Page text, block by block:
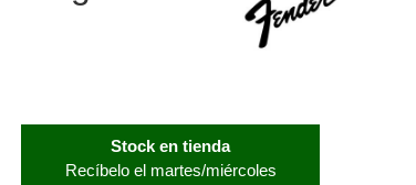
Stock en tienda
Recíbelo el martes/miércoles